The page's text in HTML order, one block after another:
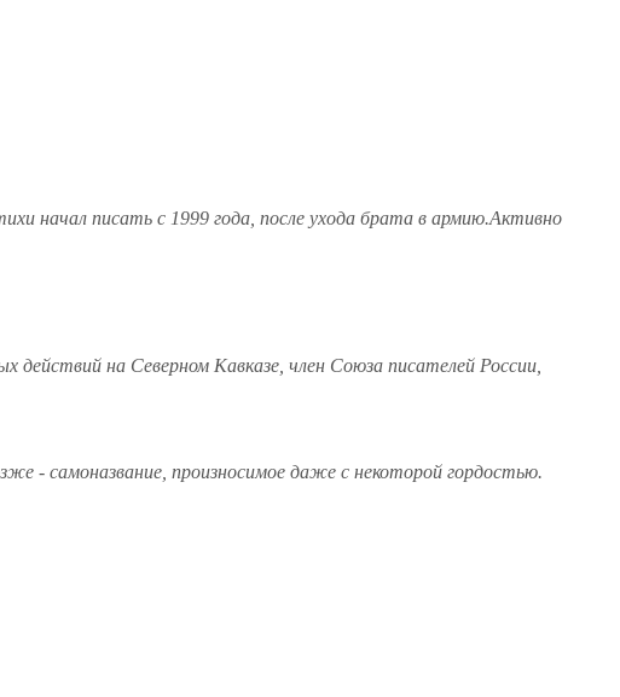
начал писать с 1999 года, после ухода брата в армию.Активно
на Северном Кавказе, член Союза писателей России,
- самоназвание, произносимое даже с некоторой гордостью.